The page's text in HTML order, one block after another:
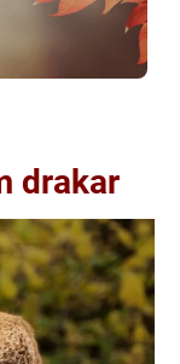
drakar